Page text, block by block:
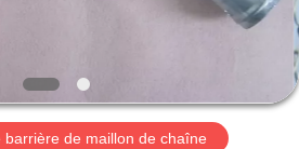
barrière de maillon de chaîne